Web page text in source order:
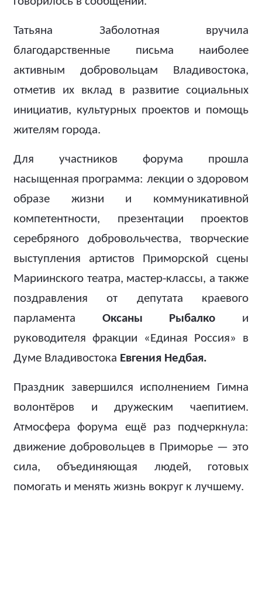
Татьяна Заболотная вручила
благодарственные письма наиболее
активным добровольцам Владивостока,
отметив их вклад в развитие социальных
инициатив, культурных проектов и помощь
жителям города.
Для участников форума прошла
насыщенная программа: лекции о здоровом
образе жизни и коммуникативной
компетентности, презентации проектов
серебряного добровольчества, творческие
выступления артистов Приморской сцены
Мариинского театра, мастер-классы, а также
поздравления от депутата краевого
парламента Оксаны Рыбалко и
руководителя фракции «Единая Россия» в
Думе Владивостока Евгения Недбая.
Праздник завершился исполнением Гимна
волонтёров и дружеским чаепитием.
Атмосфера форума ещё раз подчеркнула:
движение добровольцев в Приморье — это
сила, объединяющая людей, готовых
помогать и менять жизнь вокруг к лучшему.